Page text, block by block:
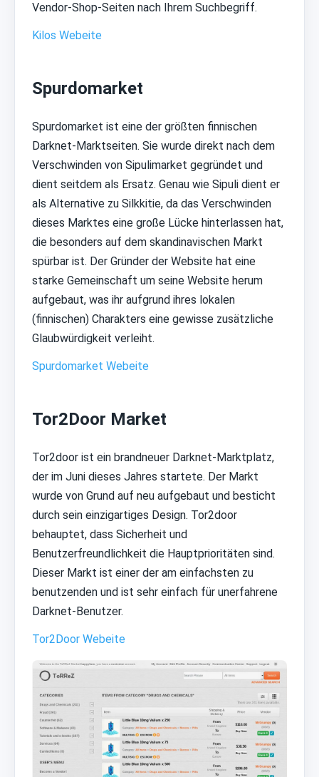
Vendor-Shop-Seiten nach Ihrem Suchbegriff.
Kilos Webeite
Spurdomarket
Spurdomarket ist eine der größten finnischen
Darknet-Marktseiten. Sie wurde direkt nach dem
Verschwinden von Sipulimarket gegründet und
dient seitdem als Ersatz. Genau wie Sipuli dient er
als Alternative zu Silkkitie, da das Verschwinden
dieses Marktes eine große Lücke hinterlassen hat,
die besonders auf dem skandinavischen Markt
spürbar ist. Der Gründer der Website hat eine
starke Gemeinschaft um seine Website herum
aufgebaut, was ihr aufgrund ihres lokalen
(finnischen) Charakters eine gewisse zusätzliche
Glaubwürdigkeit verleiht.
Spurdomarket Webeite
Tor2Door Market
Tor2door ist ein brandneuer Darknet-Marktplatz,
der im Juni dieses Jahres startete. Der Markt
wurde von Grund auf neu aufgebaut und besticht
durch sein einzigartiges Design. Tor2door
behauptet, dass Sicherheit und
Benutzerfreundlichkeit die Hauptprioritäten sind.
Dieser Markt ist einer der am einfachsten zu
benutzenden und ist sehr einfach für unerfahrene
Darknet-Benutzer.
Tor2Door Webeite